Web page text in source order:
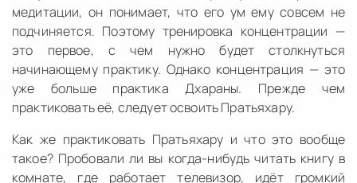
медитации, он понимает, что его ум ему совсем не
подчиняется. Поэтому тренировка концентрации —
это первое, с чем нужно будет столкнуться
начинающему практику. Однако концентрация — это
уже больше практика Дхараны. Прежде чем
практиковать её, следует освоить Пратьяхару.
Как же практиковать Пратьяхару и что это вообще
такое? Пробовали ли вы когда-нибудь читать книгу в
комнате, где работает телевизор, идёт громкий